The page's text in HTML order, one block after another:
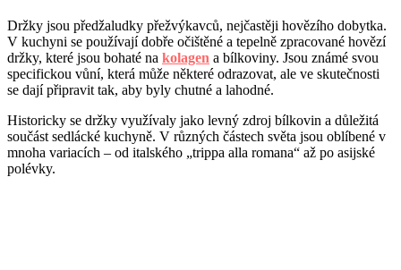
Držky jsou předžaludky přežvýkavců, nejčastěji hovězího dobytka.
V kuchyni se používají dobře očištěné a tepelně zpracované hovězí
držky, které jsou bohaté na kolagen a bílkoviny. Jsou známé svou
specifickou vůní, která může některé odrazovat, ale ve skutečnosti
se dají připravit tak, aby byly chutné a lahodné.
Historicky se držky využívaly jako levný zdroj bílkovin a důležitá
součást sedlácké kuchyně. V různých částech světa jsou oblíbené v
mnoha variacích – od italského „trippa alla romana“ až po asijské
polévky.